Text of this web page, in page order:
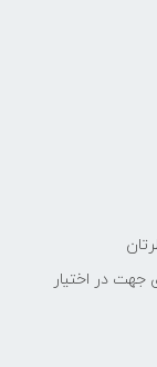
جهت در اختیار